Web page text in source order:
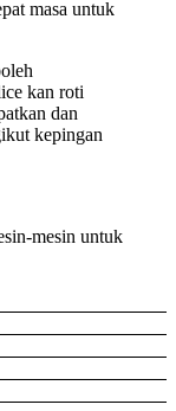
masa untuk
kan roti
dan
kepingan
mesin untuk